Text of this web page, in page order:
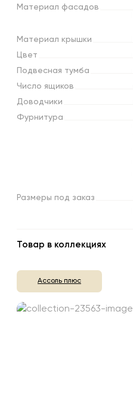
Материал фасадов
Материал крышки
Цвет
Подвесная тумба
Число ящиков
Доводчики
Фурнитура
Размеры под заказ
Товар в коллекциях
Ассоль плюс